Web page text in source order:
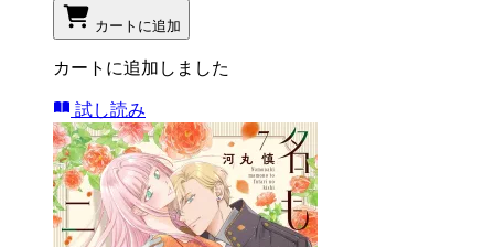
カートに追加
カートに追加しました
試し読み